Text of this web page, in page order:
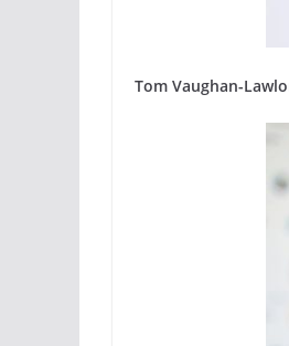
Tom Vaughan-